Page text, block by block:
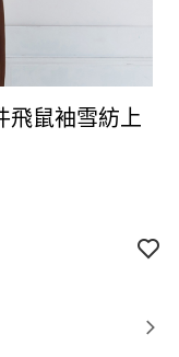
飛鼠袖雪紡上